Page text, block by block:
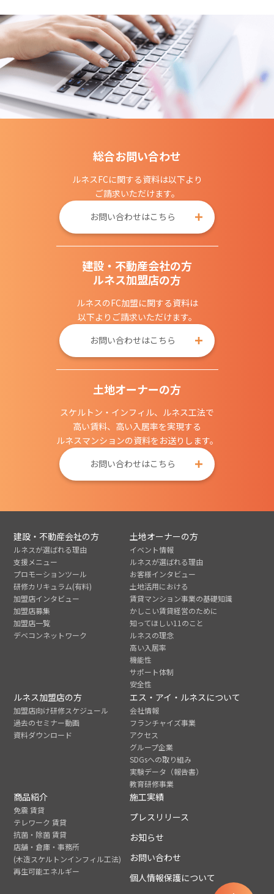
総合お問い合わせ
ルネスFCに関する資料は以下より
ご請求いただけます。
お問い合わせはこちら
建設・不動産会社の方
ルネス加盟店の方
ルネスのFC加盟に関する資料は
以下よりご請求いただけます。
お問い合わせはこちら
土地オーナーの方
スケルトン・インフィル、ルネス工法で
高い賃料、高い入居率を実現する
ルネスマンションの資料をお送りします。
お問い合わせはこちら
建設・不動産会社の方
ルネスが選ばれる理由
支援メニュー
プロモーションツール
研修カリキュラム(有料)
加盟店インタビュー
加盟店募集
加盟店一覧
デベコンネットワーク
土地オーナーの方
イベント情報
ルネスが選ばれる理由
お客様インタビュー
土地活用における
賃貸マンション事業の基礎知識
かしこい賃貸経営のために
知ってほしい11のこと
ルネスの理念
高い入居率
機能性
サポート体制
安全性
ルネス加盟店の方
加盟店向け研修スケジュール
過去のセミナー動画
資料ダウンロード
エス・アイ・ルネスについて
会社情報
フランチャイズ事業
アクセス
グループ企業
SDGsへの取り組み
実験データ（報告書）
教育研修事業
商品紹介
免震 賃貸
テレワーク 賃貸
抗菌・除菌 賃貸
店舗・倉庫・事務所
(木造スケルトンインフィル工法)
再生可能エネルギー
施工実績
プレスリリース
お知らせ
お問い合わせ
個人情報保護について